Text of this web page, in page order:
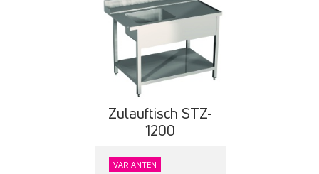
Zulauftisch STZ-
1200
VARIANTEN